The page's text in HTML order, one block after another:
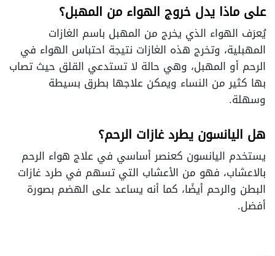
على ماذا يدل خروج الهواء من المهبل؟
يُعرَف الهواء الذي يخرج من المهبل باسم الغازات
المهبلية، وتخرج هذه الغازات نتيجة احتباس الهواء في
الرحم أو المهبل، وهي حالة لا تستدعي القلق حيث تصاب
بها كثير من النساء ويمكن علاجها بطرق بسيطة
وسهلة.
هل اليانسون يطرد غازات الرحم؟
يستخدم اليانسون كعنصر أساسي في علاج هواء الرحم
بالاعشاب، فهو من الأعشاب التي تسهم في طرد غازات
البطن والرحم أيضًا، كما أنه يساعد على الهضم بصورة
أفضل.